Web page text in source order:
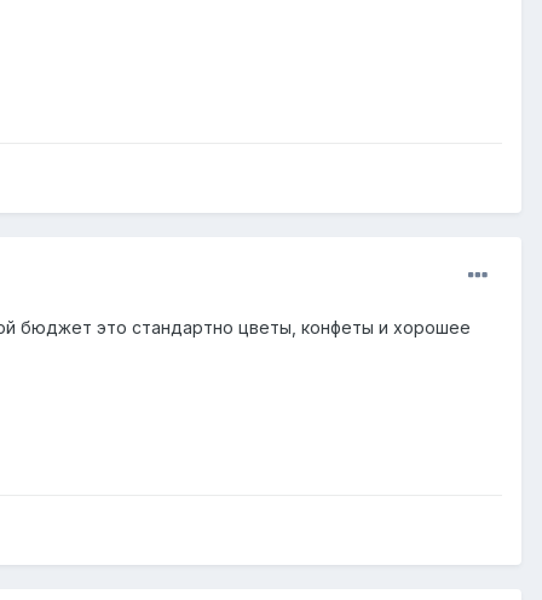
бюджет это стандартно цветы, конфеты и хорошее